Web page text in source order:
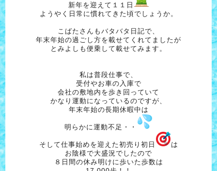
新年を迎えて１１日
ようやく日常に慣れてきた頃でしょうか。
こばたさんもバタバタ日記で、
年末年始の過ごし方を載せてくれてましたが
とみよしも便乗して載せてみます。
私は普段仕事で、
受付やお車の入庫で
会社の敷地内を歩き回っていて
かなり運動になっているのですが、
年末年始の長期休暇中は
明らかに運動不足・・
そして仕事始めを迎えた初売り初日
は
お陰様で大盛況でしたので
８日間の休み明けに歩いた歩数は